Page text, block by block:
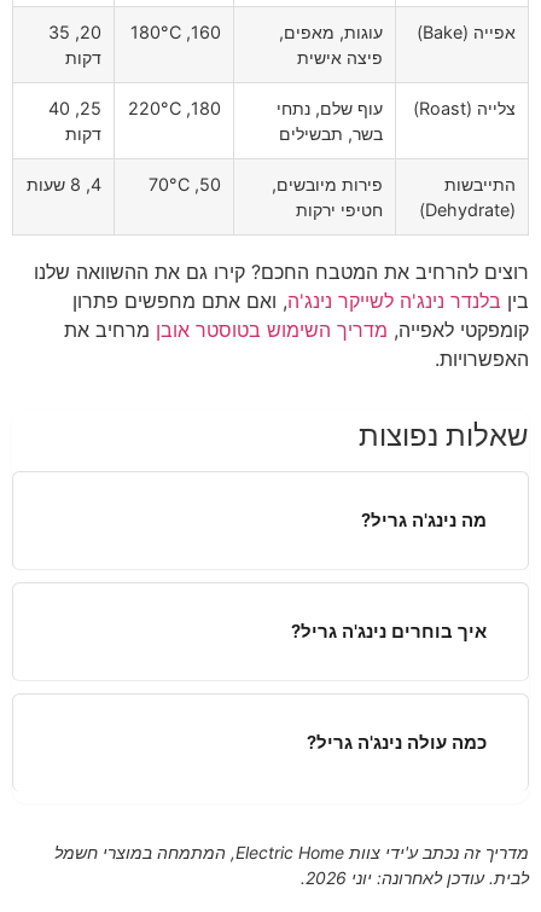
אפייה (Bake)
עוגות, מאפים,
פיצה אישית
160, 180°C
20, 35
דקות
צלייה (Roast)
עוף שלם, נתחי
בשר, תבשילים
180, 220°C
25, 40
דקות
התייבשות
(Dehydrate)
פירות מיובשים,
חטיפי ירקות
50, 70°C 4, 8 שעות
רוצים להרחיב את המטבח החכם? קירו גם את ההשוואה שלנו
בין בלנדר נינג'ה לשייקר נינג'ה, ואם אתם מחפשים פתרון
קומפקטי לאפייה, מדריך השימוש בטוסטר אובן מרחיב את
האפשרויות.
שאלות נפוצות
מה נינג'ה גריל?
איך בוחרים נינג'ה גריל?
כמה עולה נינג'ה גריל?
מדריך זה נכתב ע'ידי צוות Electric Home, המתמחה במוצרי חשמל
לבית. עודכן לאחרונה: יוני 2026.